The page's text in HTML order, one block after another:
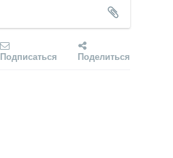
Подписаться Поделиться